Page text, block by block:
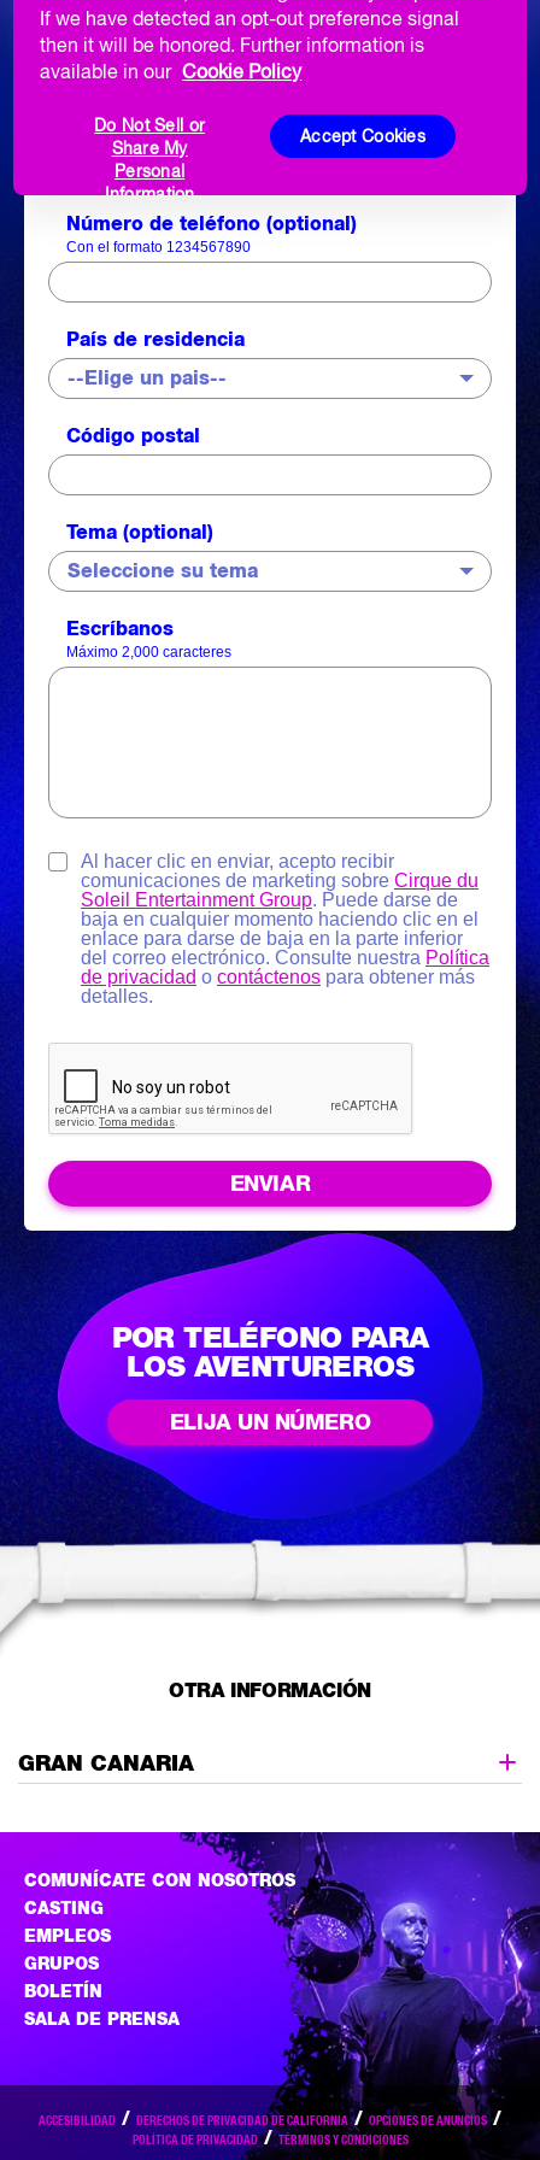
Apellido
Correo electrónico
Número de teléfono (optional)
Con el formato 1234567890
País de residencia
Código postal
Tema (optional)
Escríbanos
Máximo 2,000 caracteres
Al hacer clic en enviar, acepto recibir
comunicaciones de marketing sobre Cirque du
Soleil Entertainment Group. Puede darse de
baja en cualquier momento haciendo clic en el
enlace para darse de baja en la parte inferior
del correo electrónico. Consulte nuestra Política
de privacidad o contáctenos para obtener más
detalles.
ENVIAR
POR TELÉFONO PARA
LOS AVENTUREROS
ELIJA UN NÚMERO
OTRA INFORMACIÓN
GRAN CANARIA
COMUNÍCATE CON NOSOTROS
CASTING
EMPLEOS
GRUPOS
BOLETÍN
SALA DE PRENSA
ACCESIBILIDAD DERECHOS DE PRIVACIDAD DE CALIFORNIA
OPCIONES DE ANUNCIOS
POLÍTICA DE PRIVACIDAD
TÉRMINOS Y CONDICIONES
If we have detected an opt-out preference signal
then it will be honored. Further information is
available in our Cookie Policy
Do Not Sell or
Share My
Personal
Information
Accept Cookies